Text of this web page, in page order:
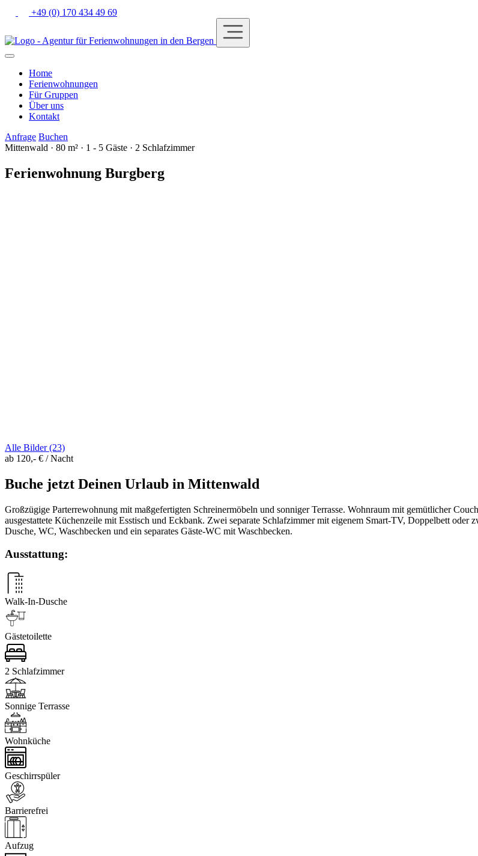
+49 (0) 170 434 49 69
Home
Ferienwohnungen
Für Gruppen
Über uns
Kontakt
Anfrage Buchen
Mittenwald · 80 m² · 1 - 5 Gäste · 2 Schlafzimmer
Ferienwohnung Burgberg
Alle Bilder (23)
ab 120,- € / Nacht
Buche jetzt Deinen Urlaub in Mittenwald
Großzügige Parterrewohnung mit maßgefertigten Schreinermöbeln und sonniger Terrasse. Wohnraum mit gemütlicher
ausgestattete Küchenzeile mit Esstisch und Eckbank. Zwei separate Schlafzimmer mit eigenem Smart-TV, Doppelbett
Dusche, WC, Waschbecken und ein separates Gäste-WC mit Waschbecken.
Ausstattung:
Walk-In-Dusche
Gästetoilette
2 Schlafzimmer
Sonnige Terrasse
Wohnküche
Geschirrspüler
Barrierefrei
Aufzug